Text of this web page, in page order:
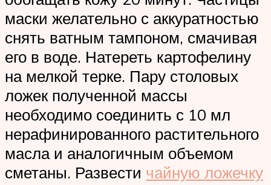
маски желательно с аккуратностью
снять ватным тампоном, смачивая
его в воде. Натереть картофелину
на мелкой терке. Пару столовых
ложек полученной массы
необходимо соединить с 10 мл
нерафинированного растительного
масла и аналогичным объемом
сметаны. Развести чайную ложечку